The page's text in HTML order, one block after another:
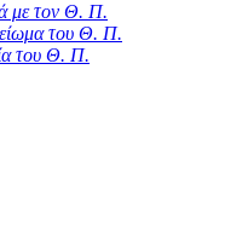
με τον Θ. Π.
του Θ. Π.
του Θ. Π.